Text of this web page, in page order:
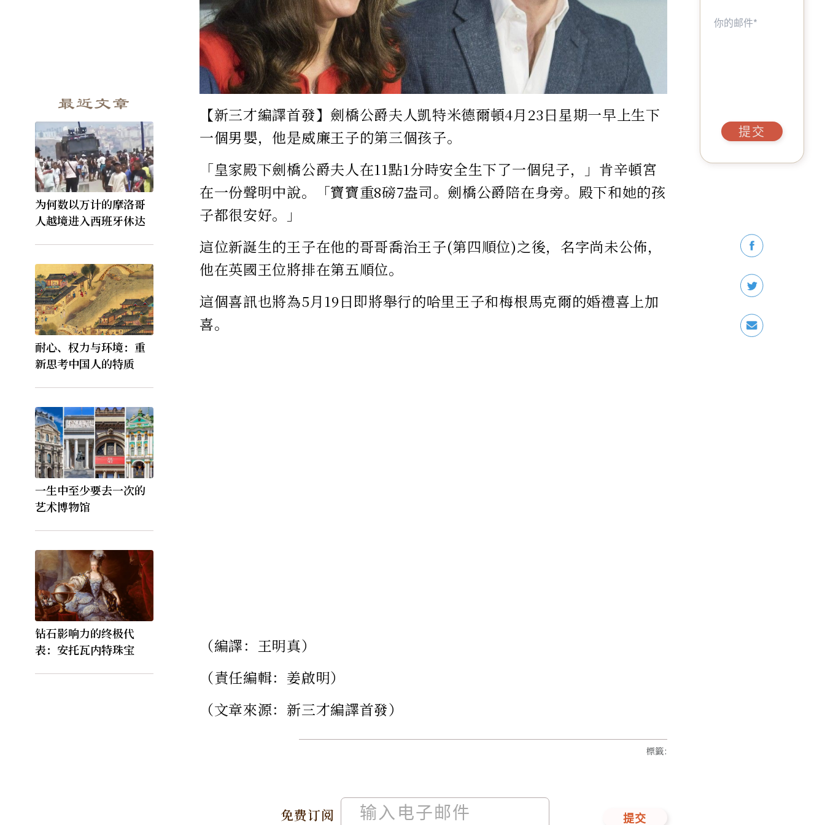
最近文章
为何数以万计的摩洛哥
人越境进入西班牙休达
耐心、权力与环境：重
新思考中国人的特质
一生中至少要去一次的
艺术博物馆
钻石影响力的终极代
表：安托瓦内特珠宝
【新三才編譯首發】劍橋公爵夫人凱特米德爾頓4月23日星期一早上生下
一個男嬰，他是威廉王子的第三個孩子。
「皇家殿下劍橋公爵夫人在11點1分時安全生下了一個兒子，」肯辛頓宮
在一份聲明中說。「寶寶重8磅7盎司。劍橋公爵陪在身旁。殿下和她的孩
子都很安好。」
這位新誕生的王子在他的哥哥喬治王子(第四順位)之後，名字尚未公佈，
他在英國王位將排在第五順位。
這個喜訊也將為5月19日即將舉行的哈里王子和梅根馬克爾的婚禮喜上加
喜。
（編譯：王明真）
（責任編輯：姜啟明）
（文章來源：新三才編譯首發）
免费订阅 提交
標籤:
提交